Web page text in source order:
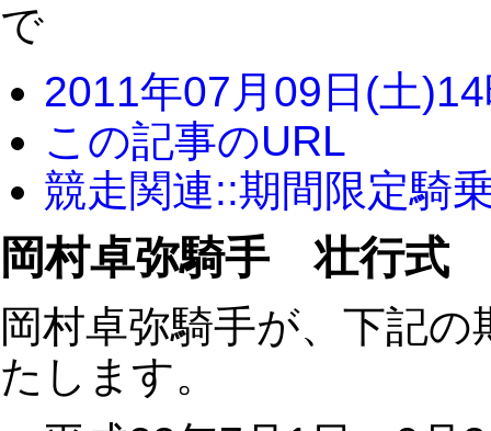
で
2011年07月09日(土
この記事のURL
競走関連::期間限定騎
岡村卓弥騎手 壮行式
岡村卓弥騎手が、下記
たします。